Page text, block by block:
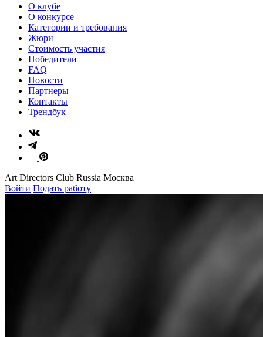
О клубе
О конкурсе
Категории и требования
Жюри
Стоимость участия
Победители
FAQ
Новости
Партнеры
Контакты
Трендбук
Art Directors Club Russia Москва
Войти Подать работу